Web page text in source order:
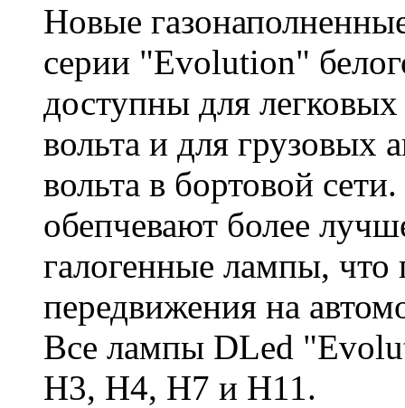
Новые
серии "Evolution"
доступны для
вольта и для грузовых
вольта в бортовой
обепчевают более
галогенные лампы, что
передвижения на
Все лампы DLed
H3, H4, H7 и H11.